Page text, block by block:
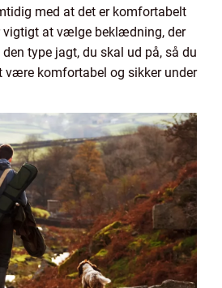
med at det er komfortabelt
vigtigt at vælge beklædning, der
type jagt, du skal ud på, så du
være komfortabel og sikker under